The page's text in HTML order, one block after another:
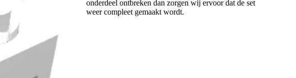
onderdeel ontbreken dan zorgen wij ervoor dat de set
weer compleet gemaakt wordt.